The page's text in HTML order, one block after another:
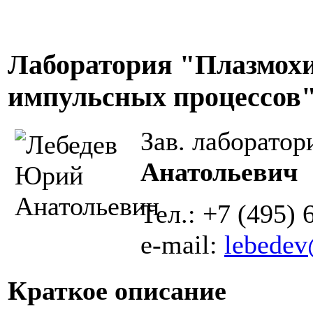
Лаборатория
импульсных
Зав.
Анатольевич
Тел.: +7 (495)
e-mail:
Краткое описание